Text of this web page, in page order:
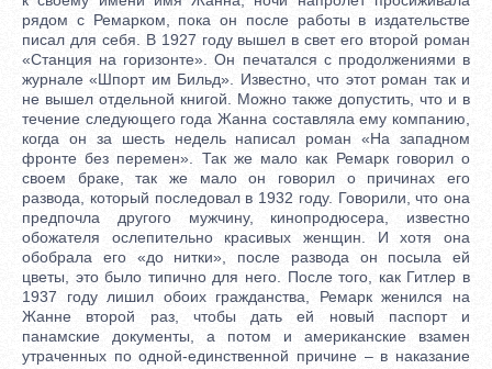
рядом с Ремарком, пока он после работы в издательстве
писал для себя. В 1927 году вышел в свет его второй роман
«Станция на горизонте». Он печатался с продолжениями в
журнале «Шпорт им Бильд». Известно, что этот роман так и
не вышел отдельной книгой. Можно также допустить, что и в
течение следующего года Жанна составляла ему компанию,
когда он за шесть недель написал роман «На западном
фронте без перемен». Так же мало как Ремарк говорил о
своем браке, так же мало он говорил о причинах его
развода, который последовал в 1932 году. Говорили, что она
предпочла другого мужчину, кинопродюсера, известно
обожателя ослепительно красивых женщин. И хотя она
обобрала его «до нитки», после развода он посыла ей
цветы, это было типично для него. После того, как Гитлер в
1937 году лишил обоих гражданства, Ремарк женился на
Жанне второй раз, чтобы дать ей новый паспорт и
панамские документы, а потом и американские взамен
утраченных по одной-единственной причине – в наказание